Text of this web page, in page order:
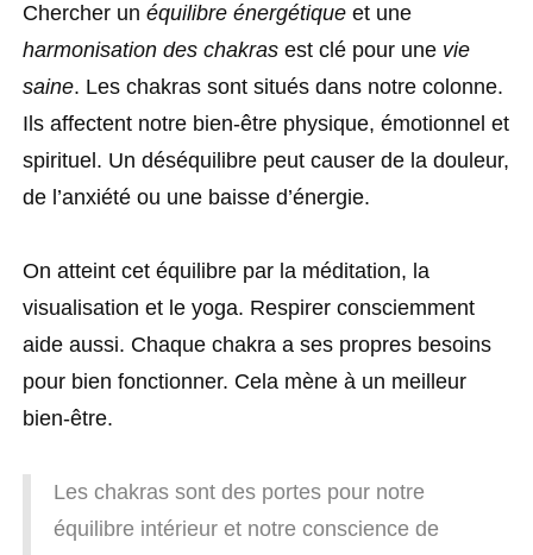
Chercher un équilibre énergétique et une
harmonisation des chakras est clé pour une vie
saine. Les chakras sont situés dans notre colonne.
Ils affectent notre bien-être physique, émotionnel et
spirituel. Un déséquilibre peut causer de la douleur,
de l’anxiété ou une baisse d’énergie.
On atteint cet équilibre par la méditation, la
visualisation et le yoga. Respirer consciemment
aide aussi. Chaque chakra a ses propres besoins
pour bien fonctionner. Cela mène à un meilleur
bien-être.
Les chakras sont des portes pour notre
équilibre intérieur et notre conscience de